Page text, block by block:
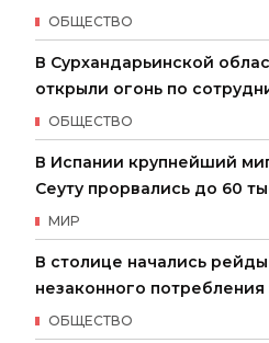
ОБЩЕСТВО
В Сурхандарьинской
открыли огонь по
ОБЩЕСТВО
В Испании крупнейший
Сеуту прорвались до 60
МИР
В столице начались
незаконного
ОБЩЕСТВО